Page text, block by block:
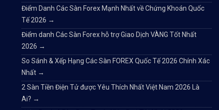
Điểm Danh Các Sàn Forex Mạnh Nhất về Chứng Khoán Quốc
Tế 2026 →
Điểm danh Các Sàn Forex hỗ trợ Giao Dịch VÀNG Tốt Nhất
2026 →
So Sánh & Xếp Hạng Các Sàn FOREX Quốc Tế 2026 Chính Xác
Nhất →
2 Sàn Tiền Điện Tử được Yêu Thích Nhất Việt Nam 2026 Là
Ai? →